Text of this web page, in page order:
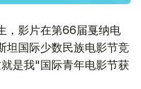
，影片在第66届戛纳电
坦国际少数民族电影节竞
是我"国际青年电影节获